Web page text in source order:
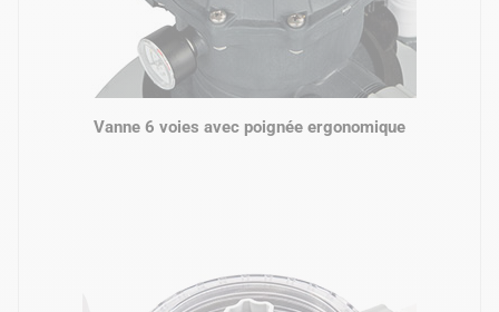
Vanne 6 voies avec poignée ergonomique